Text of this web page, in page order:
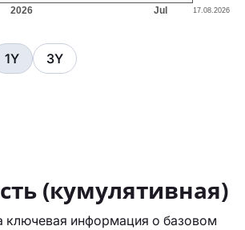
1Y 3Y
(кумулятивная)
ключевая информация о базовом